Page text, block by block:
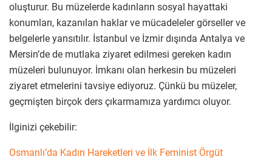
oluşturur. Bu müzelerde kadınların sosyal hayattaki
konumları, kazanılan haklar ve mücadeleler görseller ve
belgelerle yansıtılır. İstanbul ve İzmir dışında Antalya ve
Mersin’de de mutlaka ziyaret edilmesi gereken kadın
müzeleri bulunuyor. İmkanı olan herkesin bu müzeleri
ziyaret etmelerini tavsiye ediyoruz. Çünkü bu müzeler,
geçmişten birçok ders çıkarmamıza yardımcı oluyor.
İlginizi çekebilir:
Osmanlı’da Kadın Hareketleri ve İlk Feminist Örgüt